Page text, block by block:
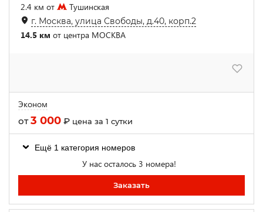
2.4 км от Тушинская
г. Москва, улица Свободы, д.40, корп.2
14.5 км от центра МОСКВА
Эконом
от3 000 ₽ цена за 1 сутки
Ещё 1 категория номеров
У нас осталось 3 номера!
Заказать